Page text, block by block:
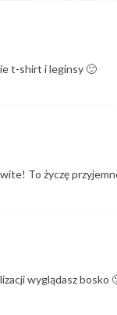
t-shirt i leginsy 🙂
To życzę
wyglądasz bosko